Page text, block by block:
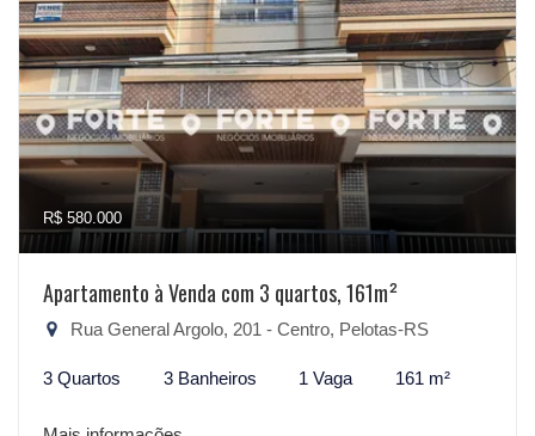
R$ 580.000
Apartamento à Venda com 3 quartos, 161m²
Rua General Argolo, 201 - Centro, Pelotas-RS
3 Quartos 3 Banheiros 1 Vaga 161 m²